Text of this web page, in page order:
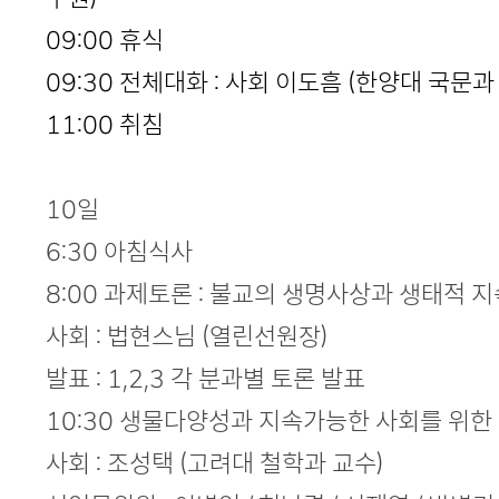
09:00 휴식
09:30 전체대화 : 사회 이도흠 (한양대 국문
11:00 취침
10일
6:30 아침식사
8:00 과제토론 : 불교의 생명사상과 생태적
사회 : 법현스님 (열린선원장)
발표 : 1,2,3 각 분과별 토론 발표
10:30 생물다양성과 지속가능한 사회를 위
사회 : 조성택 (고려대 철학과 교수)